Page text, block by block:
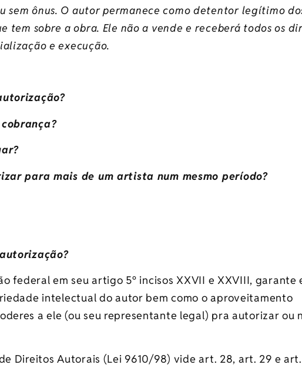
sem ônus. O autor permanece como detentor legítimo
tem sobre a obra. Ele não a vende e receberá todos os
e execução.
para mais de um artista num mesmo período?
federal em seu artigo 5º incisos XXVII e XXVIII, garante
intelectual do autor bem como o aproveitamento
a ele (ou seu representante legal) pra autorizar ou
Direitos Autorais (Lei 9610/98) vide art. 28, art. 29 e